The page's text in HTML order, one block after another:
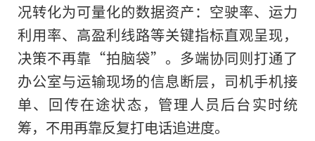
况转化为可量化的数据资产：空驶率、运力
利用率、高盈利线路等关键指标直观呈现，
决策不再靠“拍脑袋”。多端协同则打通了
办公室与运输现场的信息断层，司机手机接
单、回传在途状态，管理人员后台实时统
筹，不用再靠反复打电话追进度。